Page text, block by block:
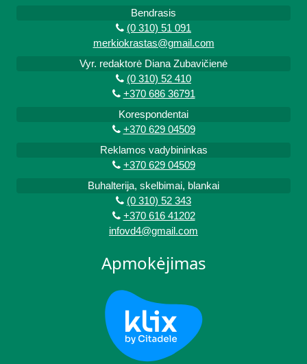
Bendrasis
(0 310) 51 091
merkiokrastas@gmail.com
Vyr. redaktorė Diana Zubavičienė
(0 310) 52 410
+370 686 36791
Korespondentai
+370 629 04509
Reklamos vadybininkas
+370 629 04509
Buhalterija, skelbimai, blankai
(0 310) 52 343
+370 616 41202
infovd4@gmail.com
Apmokėjimas